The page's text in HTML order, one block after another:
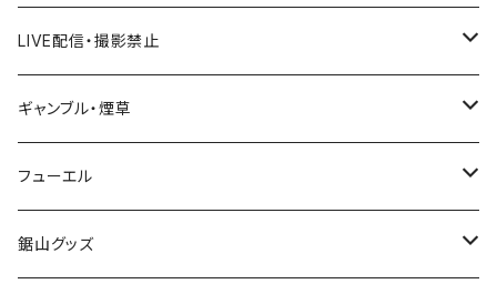
国道600～699号線
国道700～799号線
ROUTE600～699号線
ROUTE700～799号線
ROUTE 600～699号線
ROUTE 700～799号線
ROUTE 600～699号線
ROUTE 700～799号線
Tシャツ
ステッカー
山形県
福島県
茨城県
栃木県
LIVE配信・撮影禁止
LIVE配信禁止
撮影禁止
ギャンブル・煙草
ホテルキーホルダー
たばこ・禁煙ステッカー
フューエル
ステッカー
鋸山グッズ